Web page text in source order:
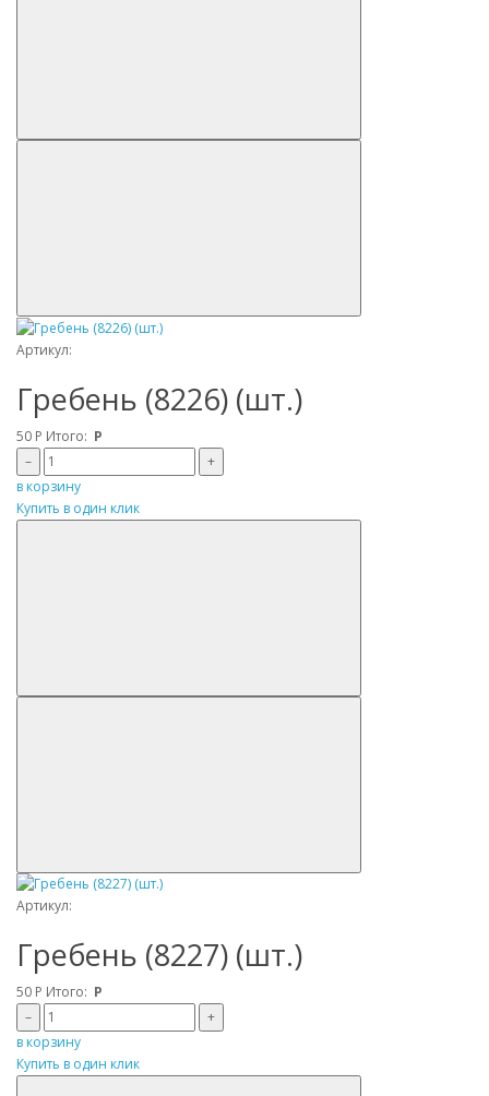
Артикул:
Гребень (8226) (шт.)
50 Р Итого: Р
–
+
в корзину
Купить в один клик
Артикул:
Гребень (8227) (шт.)
50 Р Итого: Р
–
+
в корзину
Купить в один клик